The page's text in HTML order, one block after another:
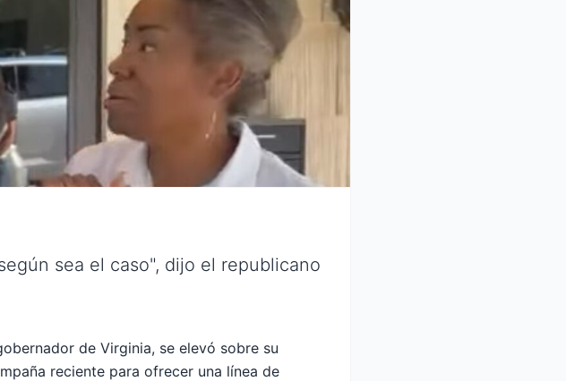
sea el caso", dijo el republicano
de Virginia, se elevó sobre su
reciente para ofrecer una línea de